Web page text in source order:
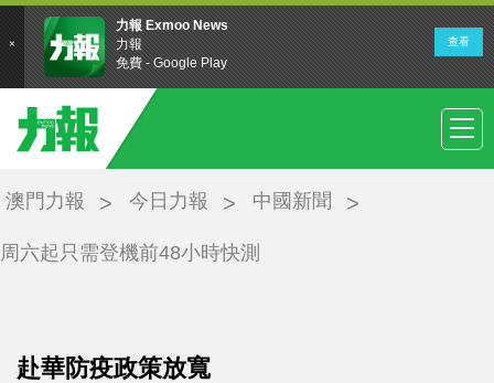
澳門力報 今日力報 中國新聞
周六起只需登機前48小時快測
赴華防疫政策放寬